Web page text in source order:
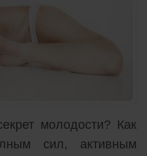
молодости? Как
сил, активным